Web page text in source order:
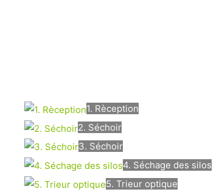
1. Rèception
2. Séchoir
3. Séchoir
4. Séchage des silos
5. Trieur optique